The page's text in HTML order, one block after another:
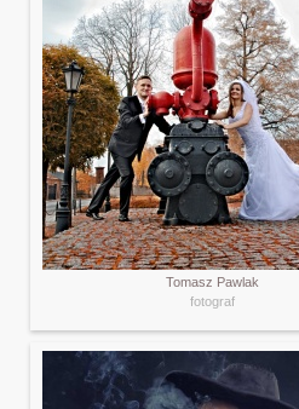
Tomasz Pawlak
fotograf